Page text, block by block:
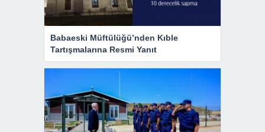
Babaeski Müftülüğü’nden Kıble
Tartışmalarına Resmi Yanıt